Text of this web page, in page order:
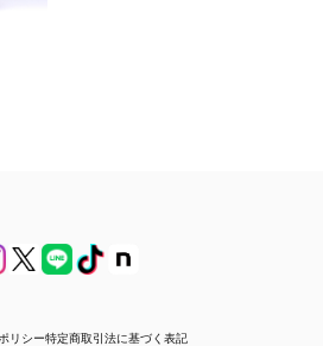
リシー特定商取引法に基づく表記